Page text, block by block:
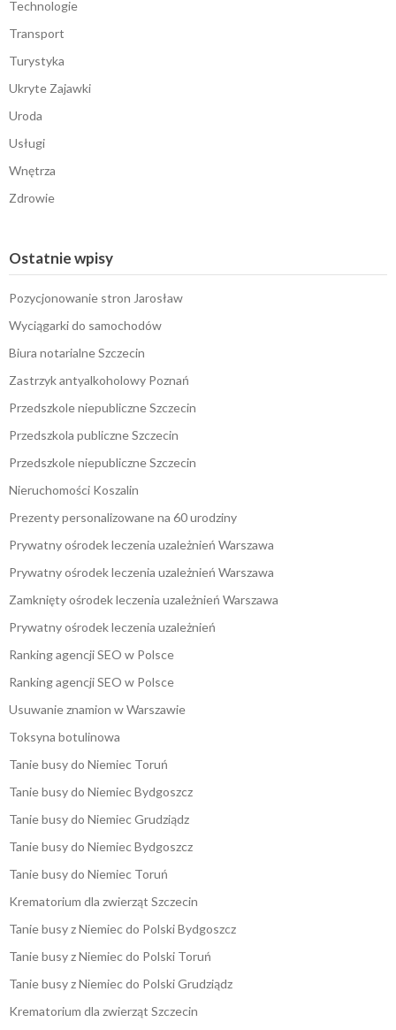
Technologie
Transport
Turystyka
Ukryte Zajawki
Uroda
Usługi
Wnętrza
Zdrowie
Ostatnie wpisy
Pozycjonowanie stron Jarosław
Wyciągarki do samochodów
Biura notarialne Szczecin
Zastrzyk antyalkoholowy Poznań
Przedszkole niepubliczne Szczecin
Przedszkola publiczne Szczecin
Przedszkole niepubliczne Szczecin
Nieruchomości Koszalin
Prezenty personalizowane na 60 urodziny
Prywatny ośrodek leczenia uzależnień Warszawa
Prywatny ośrodek leczenia uzależnień Warszawa
Zamknięty ośrodek leczenia uzależnień Warszawa
Prywatny ośrodek leczenia uzależnień
Ranking agencji SEO w Polsce
Ranking agencji SEO w Polsce
Usuwanie znamion w Warszawie
Toksyna botulinowa
Tanie busy do Niemiec Toruń
Tanie busy do Niemiec Bydgoszcz
Tanie busy do Niemiec Grudziądz
Tanie busy do Niemiec Bydgoszcz
Tanie busy do Niemiec Toruń
Krematorium dla zwierząt Szczecin
Tanie busy z Niemiec do Polski Bydgoszcz
Tanie busy z Niemiec do Polski Toruń
Tanie busy z Niemiec do Polski Grudziądz
Krematorium dla zwierząt Szczecin